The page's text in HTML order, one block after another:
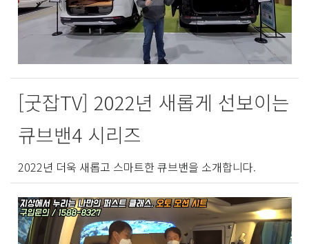
[굿잡TV] 2022년 새롭게 선보이는
큐브밴4 시리즈
2022년 더욱 새롭고 스마트한 큐브밴을 소개합니다.